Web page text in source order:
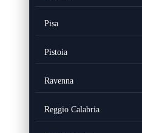
Pisa
Pistoia
Ravenna
Reggio Calabria